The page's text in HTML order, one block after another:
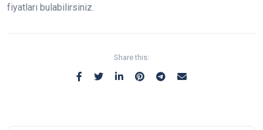
fiyatları bulabilirsiniz.
Share this: